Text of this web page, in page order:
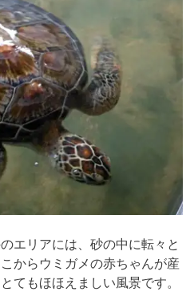
エリアには、砂の中に転々と
からウミガメの赤ちゃんが産
てもほほえましい風景です。